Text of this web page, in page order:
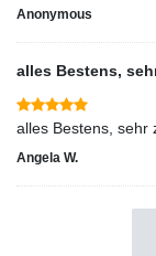
Anonymous
alles Bestens,
alles Bestens, sehr
Angela W.